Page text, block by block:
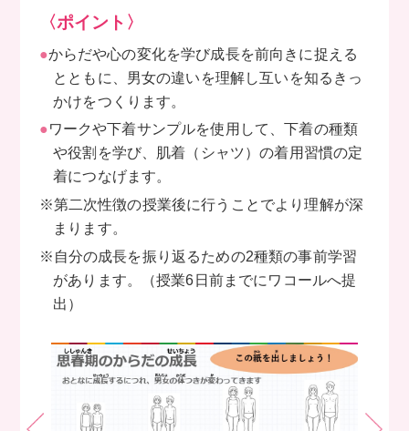
〈ポイント〉
●からだや心の変化を学び成長を前向きに捉える
とともに、男女の違いを理解し互いを知るきっ
かけをつくります。
●ワークや下着サンプルを使用して、下着の種類
や役割を学び、肌着（シャツ）の着用習慣の定
着につなげます。
※第二次性徴の授業後に行うことでより理解が深
まります。
※自分の成長を振り返るための2種類の事前学習
があります。
（授業6日前までにワコールへ提
出）